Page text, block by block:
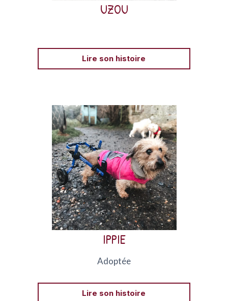
UZOU
Lire son histoire
IPPIE
Adoptée
Ippie, paralysée du train arrière suite à une hernie
discale, a passé de longues années paisibles au sein
d’AVA.
Lire son histoire